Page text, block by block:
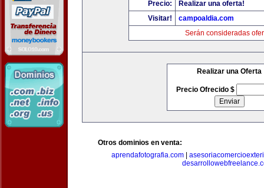
Precio:
Realizar una oferta!
Visitar!
campoaldia.com
Serán consideradas
Realizar una Oferta
Precio Ofrecido $
Otros dominios en venta:
aprendafotografia.com